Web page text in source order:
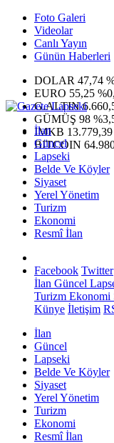
Foto Galeri
Videolar
Canlı Yayın
Günün Haberleri
DOLAR 47,74
EURO 55,25
G.ALTIN
GÜMÜŞ 98
IMKB 13.779,39
BITCOIN
İlan
Güncel
Lapseki
Belde Ve Köyler
Siyaset
Yerel Yönetim
Turizm
Ekonomi
Resmî İlan
Facebook Twitter
İlan Güncel
Turizm Ekonomi
Künye İletişim
İlan
Güncel
Lapseki
Belde Ve Köyler
Siyaset
Yerel Yönetim
Turizm
Ekonomi
Resmî İlan